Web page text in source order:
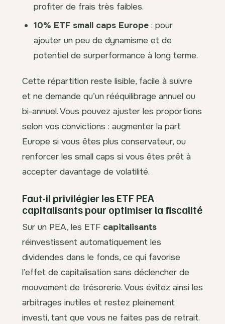
profiter de frais très faibles.
10% ETF small caps Europe : pour
ajouter un peu de dynamisme et de
potentiel de surperformance à long terme.
Cette répartition reste lisible, facile à suivre
et ne demande qu’un rééquilibrage annuel ou
bi-annuel. Vous pouvez ajuster les proportions
selon vos convictions : augmenter la part
Europe si vous êtes plus conservateur, ou
renforcer les small caps si vous êtes prêt à
accepter davantage de volatilité.
Faut-il privilégier les ETF PEA
capitalisants pour optimiser la fiscalité
Sur un PEA, les ETF capitalisants
réinvestissent automatiquement les
dividendes dans le fonds, ce qui favorise
l’effet de capitalisation sans déclencher de
mouvement de trésorerie. Vous évitez ainsi les
arbitrages inutiles et restez pleinement
investi, tant que vous ne faites pas de retrait.